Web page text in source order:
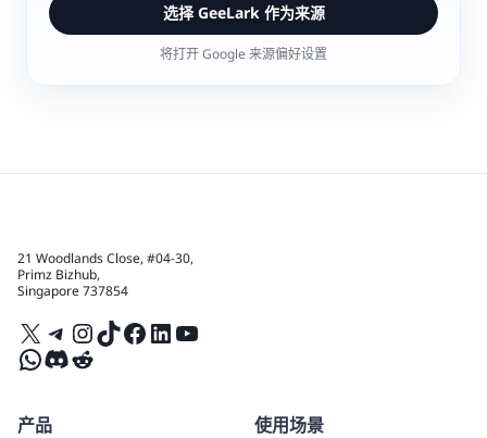
选择 GeeLark 作为来源
将打开 Google 来源偏好设置
21 Woodlands Close, #04-30,
Primz Bizhub,
Singapore 737854
X Telegram
Instagram
TikTok
Facebook
LinkedIn
YouTube
WhatsApp
Discord
Reddit
产品 使用场景